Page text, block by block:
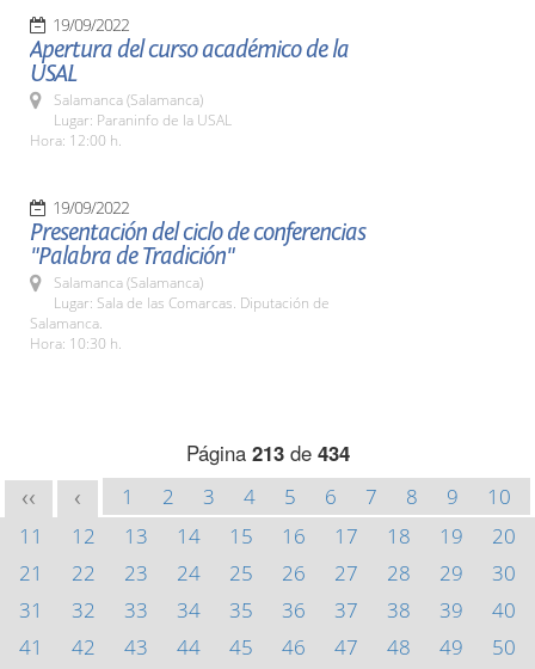
19/09/2022
Apertura del curso académico de la
USAL
Salamanca (Salamanca)
Lugar: Paraninfo de la USAL
Hora: 12:00 h.
19/09/2022
Presentación del ciclo de conferencias
"Palabra de Tradición"
Salamanca (Salamanca)
Lugar: Sala de las Comarcas. Diputación de
Salamanca.
Hora: 10:30 h.
Página 213de 434
<< < 1 2 3 4 5 6 7 8 9
10
11
12 13 14 15 16 17 18 19
20
21
22 23 24 25 26 27 28 29
30
31
32 33 34 35 36 37 38 39
40
41
42 43 44 45 46 47 48 49
50